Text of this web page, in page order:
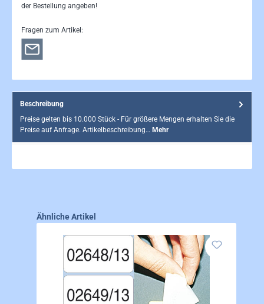
der Bestellung angeben!
Fragen zum Artikel:
Beschreibung
Preise gelten bis 10.000 Stück - Für größere Mengen erhalten Sie die
Preise auf Anfrage. Artikelbeschreibung… Mehr
Produktgalerie überspringen
Ähnliche Artikel